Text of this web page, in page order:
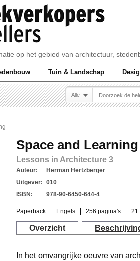
op het gebied van architectuur,
Tuin & Landschap
Alle
Space and Learning
Lessons in Architecture 3
Auteur:
Herman Hertzberger
Uitgever: 010
ISBN:
978-90-6450-644-4
Paperback Engels 256 pagina's 21
Overzicht
In het omvangrijke oeuvre van